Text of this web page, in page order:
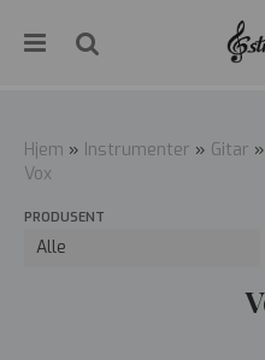
Hjem » Instrumenter » Gitar »
Vox
PRODUSENT